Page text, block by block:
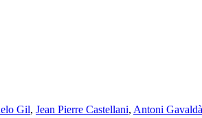
Gil, Jean Pierre Castellani, Antoni